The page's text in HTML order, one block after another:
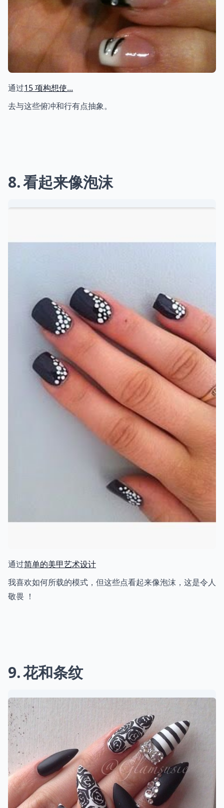
通过15 项构想使...
去与这些俯冲和行有点抽象。
8 看起来像泡沫
通过简单的美甲艺术设计
我喜欢如何所载的模式，但这些点看起来像泡沫，这是令人
敬畏 ！
9 花和条纹